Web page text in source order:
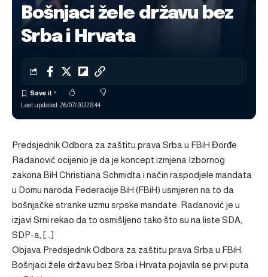
Bošnjaci žele državu bez
Srba i Hrvata
Last updated: 26/07/2022 8:44
Predsjednik Odbora za zaštitu prava Srba u FBiH Đorđe
Radanović ocijenio je da je koncept izmjena Izbornog
zakona BiH Christiana Schmidta i način raspodjele mandata
u Domu naroda Federacije BiH (FBiH) usmjeren na to da
bošnjačke stranke uzmu srpske mandate. Radanović je u
izjavi Srni rekao da to osmišljeno tako što su na liste SDA,
SDP-a, […]
Objava Predsjednik Odbora za zaštitu prava Srba u FBiH:
Bošnjaci žele državu bez Srba i Hrvata pojavila se prvi puta